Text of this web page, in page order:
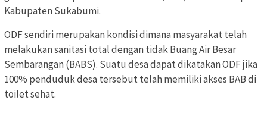
Kabupaten Sukabumi.
ODF sendiri merupakan kondisi dimana masyarakat telah
melakukan sanitasi total dengan tidak Buang Air Besar
Sembarangan (BABS). Suatu desa dapat dikatakan ODF jika
100% penduduk desa tersebut telah memiliki akses BAB di
toilet sehat.